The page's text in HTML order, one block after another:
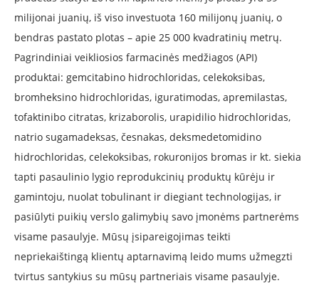
milijonai juanių, iš viso investuota 160 milijonų juanių, o
bendras pastato plotas – apie 25 000 kvadratinių metrų.
Pagrindiniai veikliosios farmacinės medžiagos (API)
produktai: gemcitabino hidrochloridas, celekoksibas,
bromheksino hidrochloridas, iguratimodas, apremilastas,
tofaktinibo citratas, krizaborolis, urapidilio hidrochloridas,
natrio sugamadeksas, česnakas, deksmedetomidino
hidrochloridas, celekoksibas, rokuronijos bromas ir kt. siekia
tapti pasaulinio lygio reprodukcinių produktų kūrėju ir
gamintoju, nuolat tobulinant ir diegiant technologijas, ir
pasiūlyti puikių verslo galimybių savo įmonėms partnerėms
visame pasaulyje. Mūsų įsipareigojimas teikti
nepriekaištingą klientų aptarnavimą leido mums užmegzti
tvirtus santykius su mūsų partneriais visame pasaulyje.